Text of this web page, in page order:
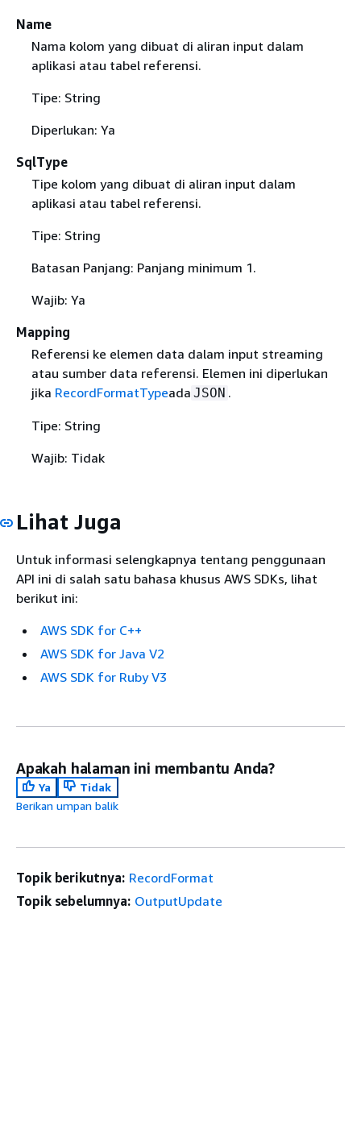
Name
Nama kolom yang dibuat di aliran input dalam
aplikasi atau tabel referensi.
Tipe: String
Diperlukan: Ya
SqlType
Tipe kolom yang dibuat di aliran input dalam
aplikasi atau tabel referensi.
Tipe: String
Batasan Panjang: Panjang minimum 1.
Wajib: Ya
Mapping
Referensi ke elemen data dalam input streaming
atau sumber data referensi. Elemen ini diperlukan
jika RecordFormatTypeada JSON .
Tipe: String
Wajib: Tidak
Lihat Juga
Untuk informasi selengkapnya tentang penggunaan
API ini di salah satu bahasa khusus AWS SDKs, lihat
berikut ini:
AWS SDK for C++
AWS SDK for Java V2
AWS SDK for Ruby V3
Apakah halaman ini membantu Anda?
Ya
Tidak
Berikan umpan balik
Topik berikutnya: RecordFormat
Topik sebelumnya: OutputUpdate